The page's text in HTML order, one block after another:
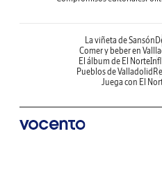
La viñeta de Sansón
Comer y beber en
El álbum de El Norte
Pueblos de Valladolid
Juega con El